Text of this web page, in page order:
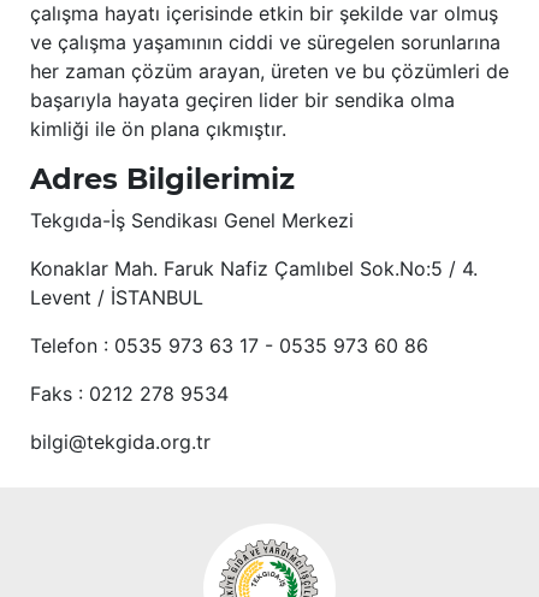
çalışma hayatı içerisinde etkin bir şekilde var olmuş
ve çalışma yaşamının ciddi ve süregelen sorunlarına
her zaman çözüm arayan, üreten ve bu çözümleri de
başarıyla hayata geçiren lider bir sendika olma
kimliği ile ön plana çıkmıştır.
Adres Bilgilerimiz
Tekgıda-İş Sendikası Genel Merkezi
Konaklar Mah. Faruk Nafiz Çamlıbel Sok.No:5 / 4.
Levent / İSTANBUL
Telefon : 0535 973 63 17 - 0535 973 60 86
Faks : 0212 278 9534
bilgi@tekgida.org.tr